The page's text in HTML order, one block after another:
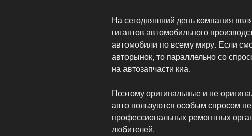
На сегодняшний день компания
гигантов автомобильного
автомобили по всему миру. Если
авторынок, то параллельно со
на автозапчасти киа.
Поэтому оригинальные и не
авто пользуются особым спросом
профессиональных ремонтных
любителей.